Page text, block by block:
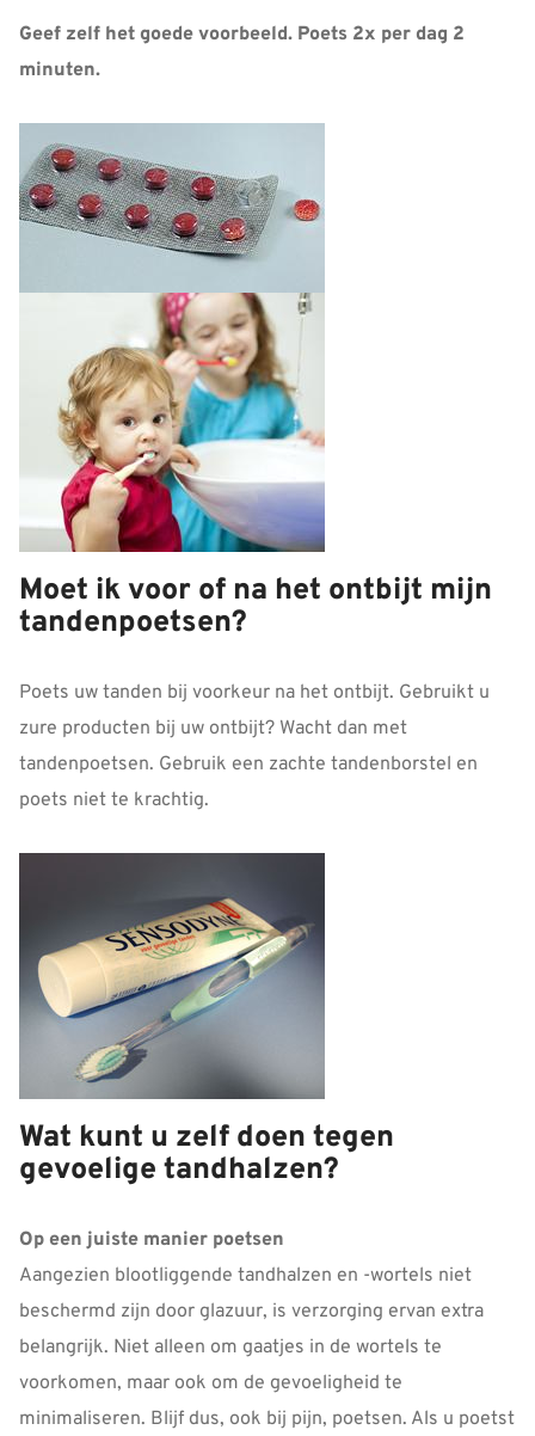
Geef zelf het goede voorbeeld. Poets 2x per dag 2
minuten.
Moet ik voor of na het ontbijt mijn
tandenpoetsen?
Poets uw tanden bij voorkeur na het ontbijt. Gebruikt u
zure producten bij uw ontbijt? Wacht dan met
tandenpoetsen. Gebruik een zachte tandenborstel en
poets niet te krachtig.
Wat kunt u zelf doen tegen
gevoelige tandhalzen?
Op een juiste manier poetsen
Aangezien blootliggende tandhalzen en -wortels niet
beschermd zijn door glazuur, is verzorging ervan extra
belangrijk. Niet alleen om gaatjes in de wortels te
voorkomen, maar ook om de gevoeligheid te
minimaliseren. Blijf dus, ook bij pijn, poetsen. Als u poetst